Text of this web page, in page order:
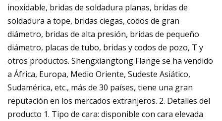
inoxidable, bridas de soldadura planas, bridas de
soldadura a tope, bridas ciegas, codos de gran
diámetro, bridas de alta presión, bridas de pequeño
diámetro, placas de tubo, bridas y codos de pozo, T y
otros productos. Shengxiangtong Flange se ha vendido
a África, Europa, Medio Oriente, Sudeste Asiático,
Sudamérica, etc., más de 30 países, tiene una gran
reputación en los mercados extranjeros. 2. Detalles del
producto 1. Tipo de cara: disponible con cara elevada